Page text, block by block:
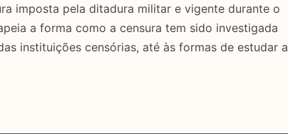
imposta pela ditadura militar e vigente durante o
a forma como a censura tem sido investigada
instituições censórias, até às formas de estudar a